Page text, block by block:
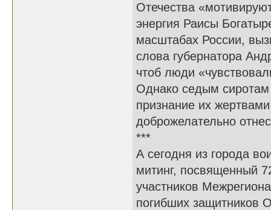
Отечества
энергия Раисы
масштабах России,
слова губернатора
чтоб люди
Однако седым сиротам
признание их
доброжелательно
***
А сегодня из города
митинг, посвященный
участников
погибших защитников